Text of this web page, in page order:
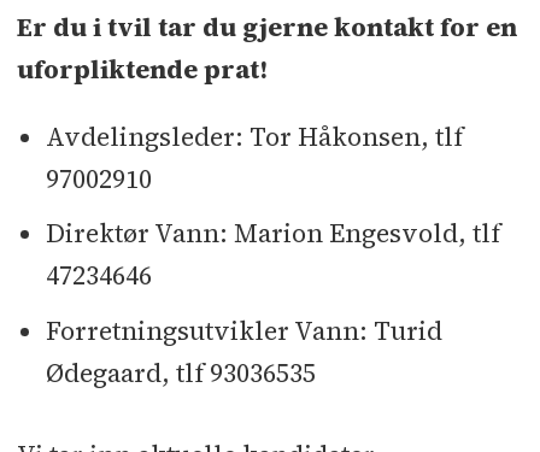
Er du i tvil tar du gjerne kontakt for en
uforpliktende prat!
Avdelingsleder: Tor Håkonsen, tlf
97002910
Direktør Vann: Marion Engesvold, tlf
47234646
Forretningsutvikler Vann: Turid
Ødegaard, tlf 93036535